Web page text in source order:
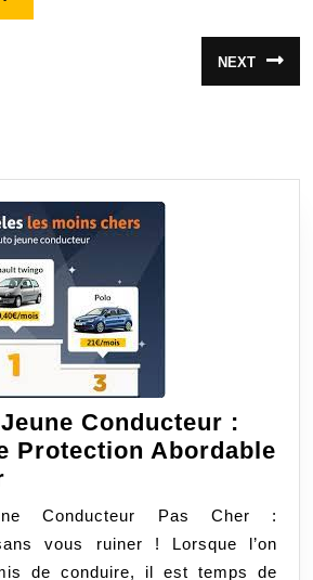
NEXT
suivant
Conducteur :
Protection Abordable
Jeune
Conducteur
:
Conducteur Pas Cher :
vous ruiner ! Lorsque l’on
de conduire, il est temps de